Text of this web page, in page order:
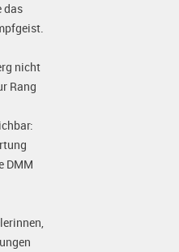
das
nicht
Rang
DMM